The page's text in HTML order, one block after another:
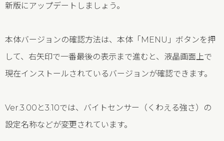
新版にアップデートしましょう。
本体バージョンの確認方法は、本体「MENU」ボタンを押
して、右矢印で一番最後の表示まで進むと、液晶画面上で
現在インストールされているバージョンが確認できます。
Ver.3.00と3.10では、バイトセンサー（くわえる強さ）の
設定名称などが変更されています。